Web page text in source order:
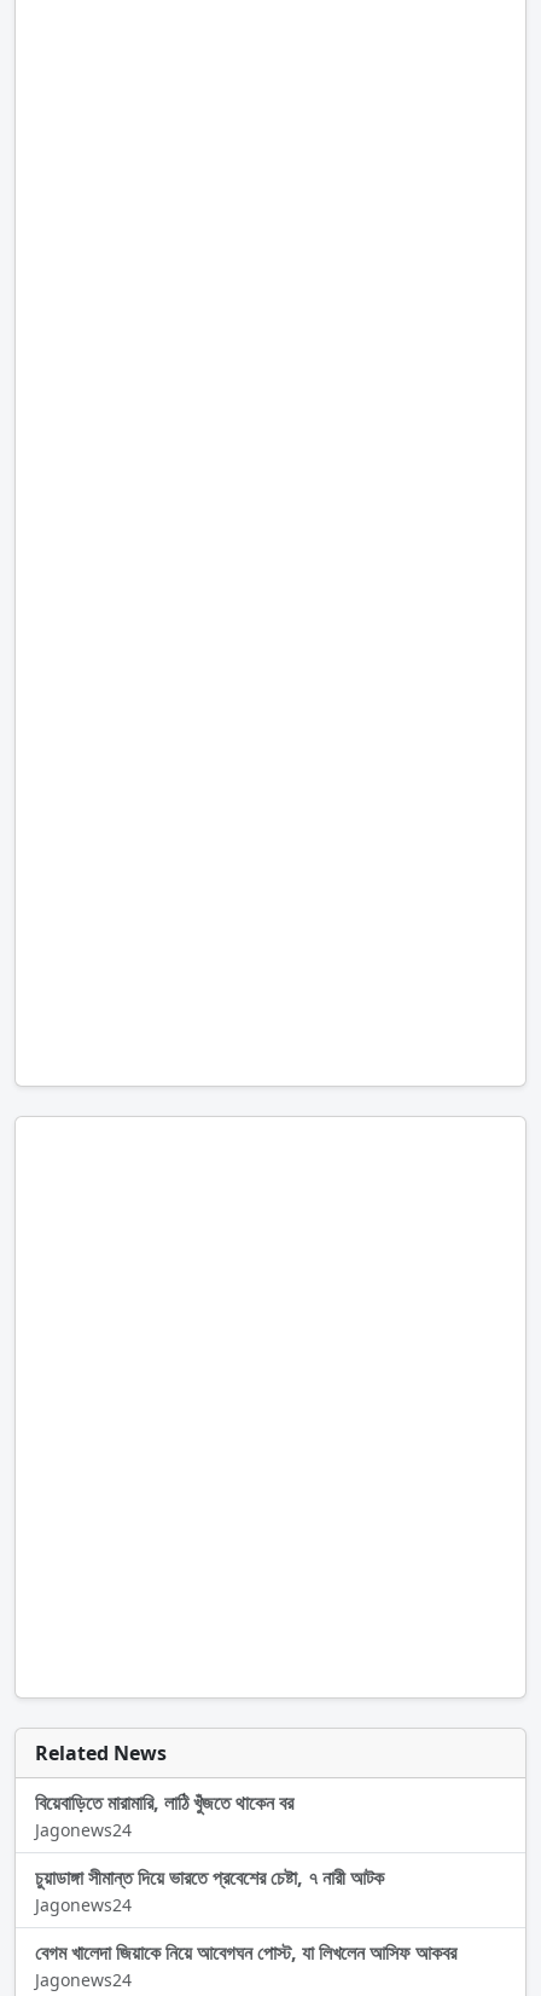
Related News
বিয়েবাড়িতে মারামারি, লাঠি খুঁজতে থাকেন বর
Jagonews24
চুয়াডাঙ্গা সীমান্ত দিয়ে ভারতে প্রবেশের চেষ্টা, ৭ নারী আটক
Jagonews24
বেগম খালেদা জিয়াকে নিয়ে আবেগঘন পোস্ট, যা লিখলেন আসিফ আকবর
Jagonews24